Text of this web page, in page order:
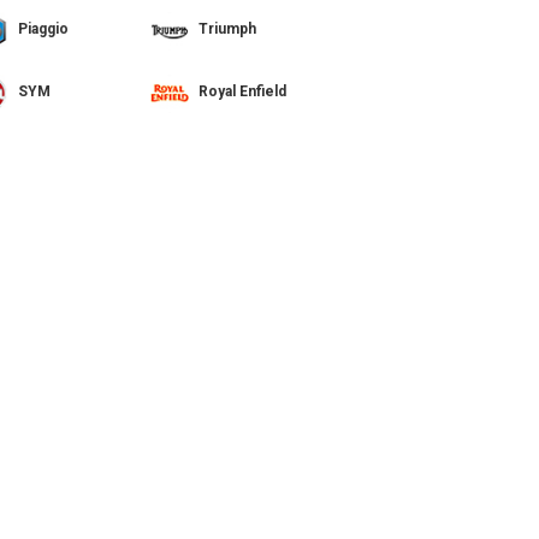
Piaggio Triumph
SYM Royal Enfield